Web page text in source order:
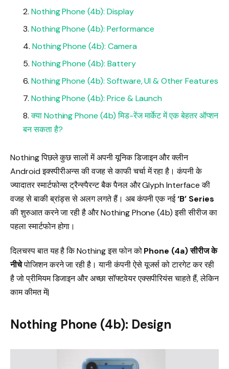
Nothing Phone (4b): Display
Nothing Phone (4b): Performance
Nothing Phone (4b): Camera
Nothing Phone (4b): Battery
Nothing Phone (4b): Software, UI & Other Features
Nothing Phone (4b): Price & Launch
क्या Nothing Phone (4b) मिड-रेंज मार्केट में एक बेहतर ऑप्शन
बन सकता है?
Nothing पिछले कुछ सालों में अपनी यूनिक डिजाइन और क्लीन
Android इक्स्पीरीअन्स की वजह से काफी चर्चा में रहा है। कंपनी के
ज्यादातर स्मार्टफोन्स ट्रैन्स्पैरन्ट बैक पैनल और Glyph Interface की
वजह से बाकी ब्रांड्स से अलग लगते हैं। अब कंपनी एक नई‘B’ Series
की शुरुआत करने जा रही है और Nothing Phone (4b) इसी सीरीज का
पहला स्मार्टफोन होगा।
दिलचस्प बात यह है कि Nothing इस फोन कोPhone (4a) सीरीज के
नीचेपोजिशन करने जा रही है। यानी कंपनी ऐसे यूजर्स को टारगेट कर रही
है जो प्रीमियम डिजाइन और अच्छा सॉफ्टवेयर एक्सपीरियंस चाहते हैं, लेकिन
काम कीमत में|
Nothing Phone (4b): Design